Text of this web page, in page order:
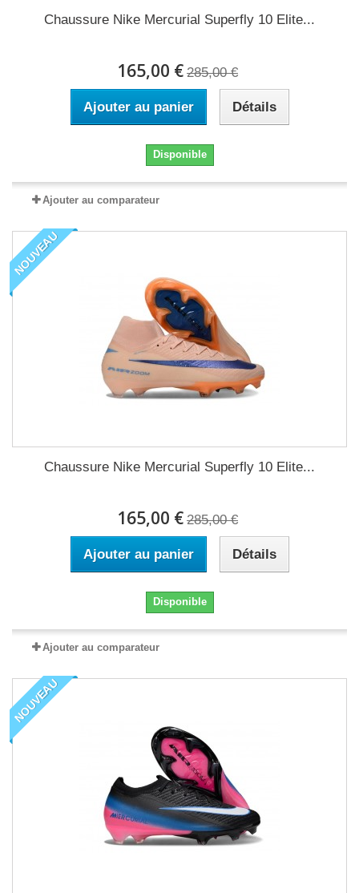
Chaussure Nike Mercurial Superfly 10 Elite...
165,00 € 285,00 €
Ajouter au panier Détails
Disponible
Ajouter au comparateur
NOUVEAU
Chaussure Nike Mercurial Superfly 10 Elite...
165,00 € 285,00 €
Ajouter au panier Détails
Disponible
Ajouter au comparateur
NOUVEAU